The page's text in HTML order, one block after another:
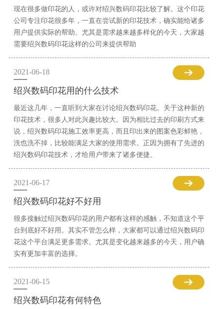
现在很多做印花的人，或许对绍兴数码印花比较了解。这个印花
公司专注印花很多年，一直在尝试新的印花技术，确实能给诸多
用户提供实际的帮助。尤其是需求越来越多样化的今天，大家越
需要绍兴数码印花这样的公司来提供帮助
2021-06-18
绍兴数码印花用的什么技术
最近这几年，一直听到大家在讨论绍兴数码印花。关于这种新的
印花技术，很多人对此兴趣比较大。因为相比过去的印刷方式来
说，绍兴数码印花施工效率更高，而且印出来的图案色彩鲜艳，
洗也洗不掉，比较能满足大家的使用需求。正因为拥有了先进的
绍兴数码印花技术，才给用户带来了诸多便捷。
2021-06-17
绍兴数码印花好不好用
很多接触过绍兴数码印花的用户都有这样的感触，不知道这个平
台到底好不好用。其实不管怎么样，大家都可以通过绍兴数码印
花这个平台满足更多需求。尤其是变化越来越多的今天，用户确
实有更加丰富的选择。
2021-06-15
绍兴数码印花有何特色